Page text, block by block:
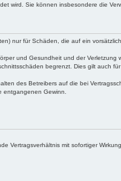
wird. Sie können insbesondere die
nur für Schäden, die auf ein
und Gesundheit und der Verletzung
begrenzt. Dies gilt auch
des Betreibers auf die bei
entgangenen Gewinn.
Vertragsverhältnis mit sofortiger Wirkung.